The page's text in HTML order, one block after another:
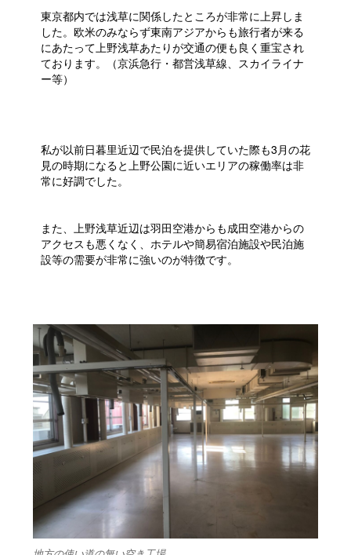
東京都内では浅草に関係したところが非常に上昇しま
した。欧米のみならず東南アジアからも旅行者が来る
にあたって上野浅草あたりが交通の便も良く重宝され
ております。（京浜急行・都営浅草線、スカイライナ
ー等）
私が以前日暮里近辺で民泊を提供していた際も3月の花
見の時期になると上野公園に近いエリアの稼働率は非
常に好調でした。
また、上野浅草近辺は羽田空港からも成田空港からの
アクセスも悪くなく、ホテルや簡易宿泊施設や民泊施
設等の需要が非常に強いのが特徴です。